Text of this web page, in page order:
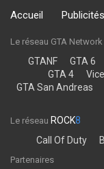
Accueil Publicités
Le réseau GTA
GTANF GTA 6
GTA 4
GTA San Andreas
Le réseau ROCK8
Call Of Duty
Partenaires